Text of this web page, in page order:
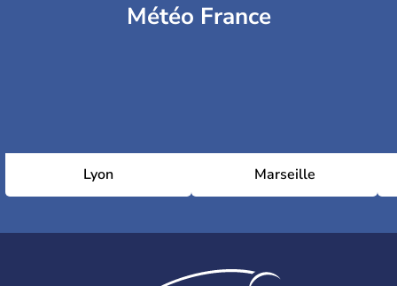
Météo France
Lyon Marseille